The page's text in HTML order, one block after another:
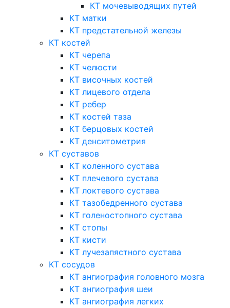
КТ мочевыводящих путей
КТ матки
КТ предстательной железы
КТ костей
КТ черепа
КТ челюсти
КТ височных костей
КТ лицевого отдела
КТ ребер
КТ костей таза
КТ берцовых костей
КТ денситометрия
КТ суставов
КТ коленного сустава
КТ плечевого сустава
КТ локтевого сустава
КТ тазобедренного сустава
КТ голеностопного сустава
КТ стопы
КТ кисти
КТ лучезапястного сустава
КТ сосудов
КТ ангиография головного мозга
КТ ангиография шеи
КТ ангиография легких